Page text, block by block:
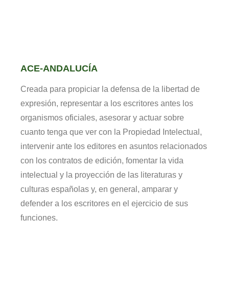
ACE-ANDALUCÍA
Creada para propiciar la defensa de la libertad de
expresión, representar a los escritores antes los
organismos oficiales, asesorar y actuar sobre
cuanto tenga que ver con la Propiedad Intelectual,
intervenir ante los editores en asuntos relacionados
con los contratos de edición, fomentar la vida
intelectual y la proyección de las literaturas y
culturas españolas y, en general, amparar y
defender a los escritores en el ejercicio de sus
funciones.